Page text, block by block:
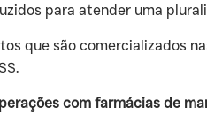
para atender uma
que são comercializados
com farmácias de